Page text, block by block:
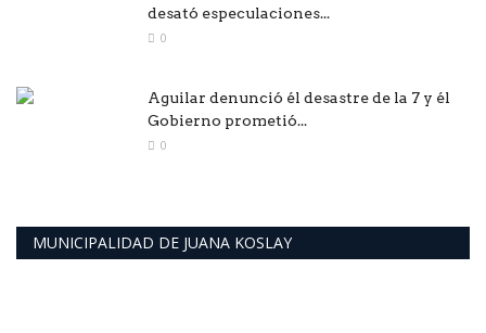
desató especulaciones...
0
Aguilar denunció él desastre de la 7 y él
Gobierno prometió...
0
MUNICIPALIDAD DE JUANA KOSLAY